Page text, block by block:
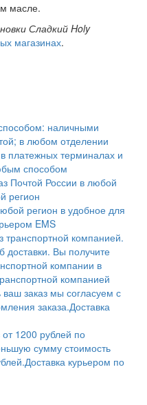
масле.
Сладкий Holy
магазинах.
наличными
в любом отделении
платежных терминалах и
способом
Почтой России в любой
регион
регион в удобное для
EMS
компанией.
Вы получите
компании в
компанией
ваш заказ мы согласуем с
заказа.Доставка
1200 рублей по
сумму стоимость
Доставка курьером по